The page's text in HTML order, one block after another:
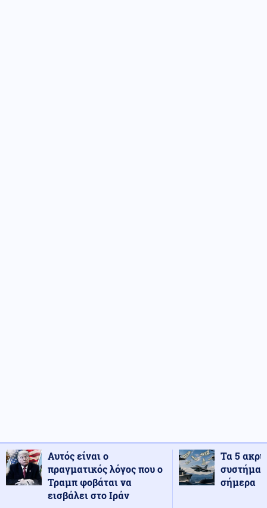
Αυτός είναι ο
πραγματικός λόγος που ο
Τραμπ φοβάται να
εισβάλει στο Ιράν
Τα 5
σήμερα